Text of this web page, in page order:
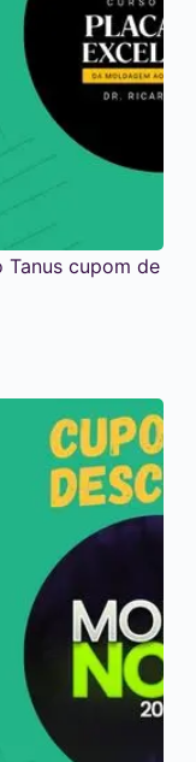
Tanus cupom de